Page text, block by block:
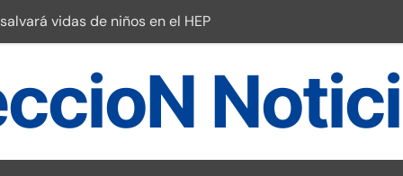
vidas de niños en el HEP
en Latam
con leña
de hígado